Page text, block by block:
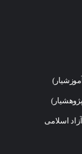
اسلامی